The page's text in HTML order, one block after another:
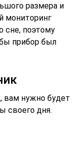
размера и
мониторинг
сне, поэтому
прибор был
вам нужно будет
своего дня.